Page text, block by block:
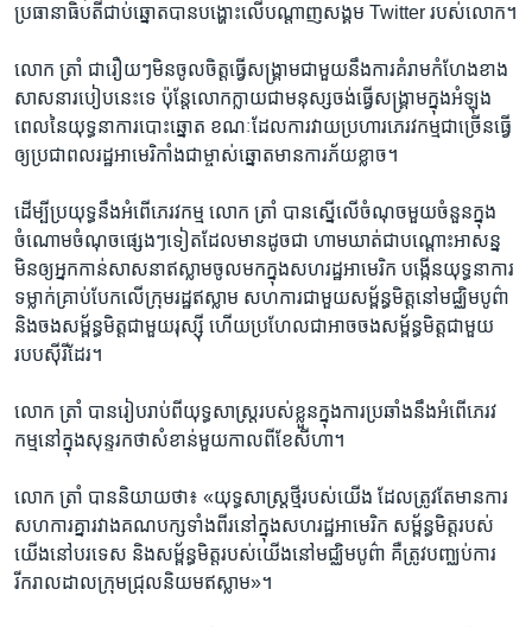
ប្រធានាធិបតី​ជាប់​ឆ្នោត​បាន​បង្ហោះ​លើ​បណ្តាញ​សង្គម Twitter របស់​លោក។
លោក ត្រាំ​ ជារឿយៗ​មិន​ចូលចិត្ត​ធ្វើ​សង្គ្រាម​ជាមួយ​នឹង​ការ​គំរាម​កំហែង​ខាង​
សាសនា​របៀប​នេះ​ទេ ប៉ុន្តែ​លោក​ក្លាយ​ជា​មនុស្ស​ចង់​ធ្វើ​សង្គ្រាម​ក្នុង​អំឡុង​
ពេល​នៃ​យុទ្ធនាការ​បោះឆ្នោត ​ខណៈ​ដែល​ការ​វាយ​ប្រហារ​ភេរវកម្ម​ជា​ច្រើន​ធ្វើ​
ឲ្យ​ប្រជាពលរដ្ឋ​អាមេរិកាំង​ជា​ម្ចាស់​ឆ្នោត​មាន​ការ​ភ័យ​ខ្លាច។
ដើម្បី​ប្រយុទ្ធ​នឹង​អំពើ​ភេរវកម្ម លោក ត្រាំ បាន​ស្នើ​លើ​ចំណុច​មួយ​ចំនួន​ក្នុង​
ចំណោម​ចំណុច​ផ្សេងៗ​ទៀត​ដែល​មាន​ដូច​ជា ហាម​ឃាត់ជា​បណ្តោះ​អាសន្ន​
មិន​ឲ្យ​អ្នក​កាន់​សាសនា​ឥស្លាម​ចូល​មក​ក្នុង​សហរដ្ឋ​អាមេរិក បង្កើន​យុទ្ធនាការ​
ទម្លាក់​គ្រាប់​បែក​លើ​ក្រុម​រដ្ឋ​ឥស្លាម សហការ​ជាមួយ​សម្ព័ន្ធមិត្ត​នៅ​មជ្ឈិម​បូព៌ា
និង​ចង​សម្ព័ន្ធ​មិត្ត​ជាមួយ​រុស្ស៊ី ហើយ​ប្រហែល​ជា​អាច​ចង​សម្ព័ន្ធមិត្ត​ជាមួយ​
របប​ស៊ីរី​ដែរ។​
លោក ត្រាំ បាន​រៀប​រាប់​ពី​យុទ្ធសាស្រ្ត​របស់​ខ្លួន​ក្នុង​ការ​ប្រឆាំង​នឹង​អំពើ​ភេរវ
កម្ម​នៅ​ក្នុង​សុន្ទរកថា​សំខាន់​មួយ​កាល​ពី​ខែ​សីហា។
លោក ត្រាំ បាន​និយាយ​ថា៖ «យុទ្ធសាស្រ្ត​ថ្មី​របស់​យើង ដែល​ត្រូវ​តែ​មាន​ការ​
សហការ​គ្នា​រវាង​គណបក្ស​ទាំង​ពីរ​នៅ​ក្នុង​សហរដ្ឋ​អាមេរិក សម្ព័ន្ធ​មិត្ត​របស់​
យើង​នៅ​បរទេស និង​សម្ព័ន្ធ​មិត្ត​របស់​យើង​នៅ​មជ្ឈិម​បូព៌ា គឺ​ត្រូវ​បញ្ឈប់​ការ​
រីករាល​ដាល​ក្រុម​ជ្រុល​និយម​ឥស្លាម»។​